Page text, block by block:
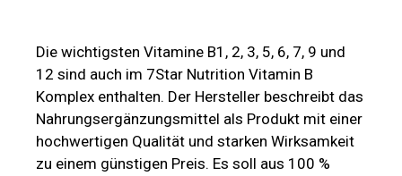
Die wichtigsten Vitamine B1, 2, 3, 5, 6, 7, 9 und
12 sind auch im 7Star Nutrition Vitamin B
Komplex enthalten. Der Hersteller beschreibt das
Nahrungsergänzungsmittel als Produkt mit einer
hochwertigen Qualität und starken Wirksamkeit
zu einem günstigen Preis. Es soll aus 100 %